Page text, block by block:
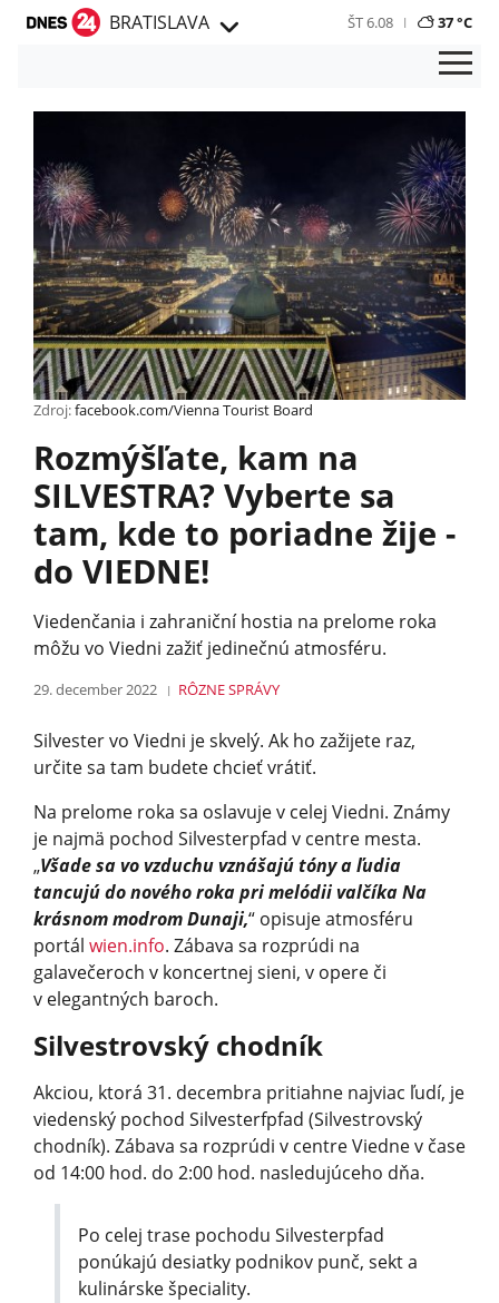
BRATISLAVA ŠT 6.08 37 °C
Zdroj:facebook.com/Vienna Tourist Board
Rozmýšľate, kam na
SILVESTRA? Vyberte sa
tam, kde to poriadne žije -
do VIEDNE!
Viedenčania i zahraniční hostia na prelome roka
môžu vo Viedni zažiť jedinečnú atmosféru.
29. december 2022 RÔZNESPRÁVY
Silvester vo Viedni je skvelý. Ak ho zažijete raz,
určite sa tam budete chcieť vrátiť.
Na prelome roka sa oslavuje v celej Viedni. Známy
je najmä pochod Silvesterpfad v centre mesta.
„Všade sa vo vzduchu vznášajú tóny a ľudia
tancujú do nového roka pri melódii valčíka Na
krásnom modrom Dunaji,“ opisuje atmosféru
portál wien.info. Zábava sa rozprúdi na
galavečeroch v koncertnej sieni, v opere či
v elegantných baroch.
Silvestrovský chodník
Akciou, ktorá 31. decembra pritiahne najviac ľudí, je
viedenský pochod Silvesterfpfad (Silvestrovský
chodník). Zábava sa rozprúdi v centre Viedne v čase
od 14:00 hod. do 2:00 hod. nasledujúceho dňa.
Po celej trase pochodu Silvesterpfad
ponúkajú desiatky podnikov punč, sekt a
kulinárske špeciality.